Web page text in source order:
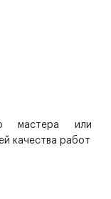
мастера или
качества работ